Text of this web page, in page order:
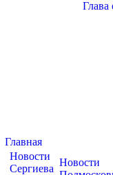
Глава
Главная
Новости
Сергиева
Новости